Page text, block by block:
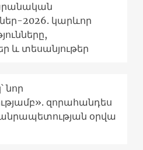
2026. կարևոր
և տեսանյութեր
նոր
զորահանդես
օրվա